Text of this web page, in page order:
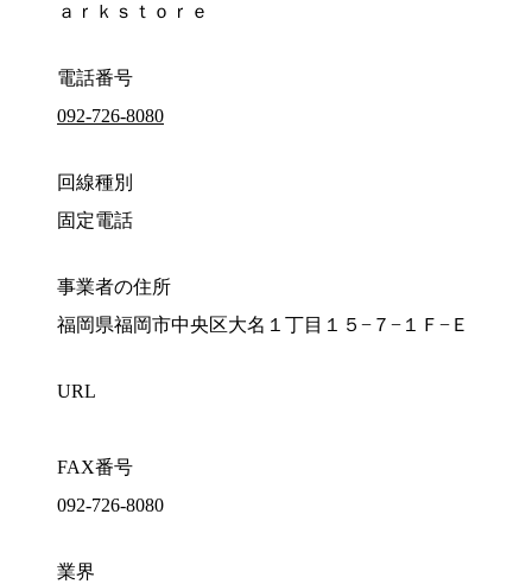
ａｒｋｓｔｏｒｅ
電話番号
092-726-8080
回線種別
固定電話
事業者の住所
福岡県福岡市中央区大名１丁目１５−７−１Ｆ−Ｅ
URL
FAX番号
092-726-8080
業界